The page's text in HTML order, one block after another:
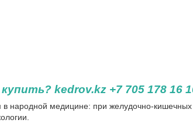
kedrov.kz +7 705 178 16
в народной медицине: при желудочно-кишечных